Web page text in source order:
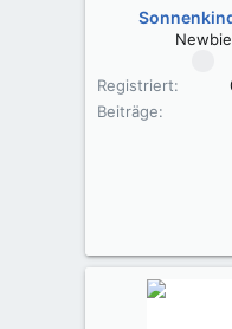
Newbie
Registriert
Beiträge